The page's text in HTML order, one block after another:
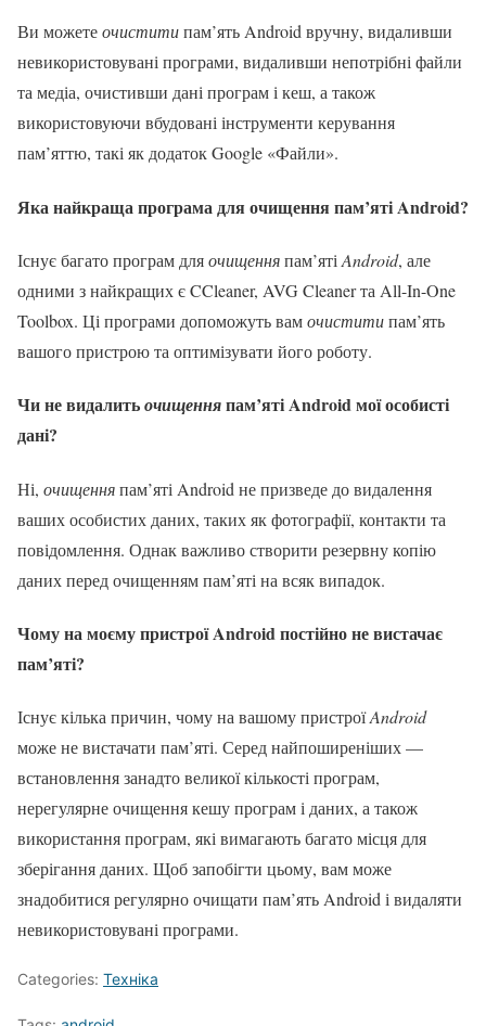
Ви можетеочиститипам’ять Android вручну, видаливши
невикористовувані програми, видаливши непотрібні файли
та медіа, очистивши дані програм і кеш, а також
використовуючи вбудовані інструменти керування
пам’яттю, такі як додаток Google «Файли».
Яка найкраща програма для очищення пам’яті Android?
Існує багато програм дляочищенняпам’яті Android, але
одними з найкращих є CCleaner, AVG Cleaner та All-In-One
Toolbox. Ці програми допоможуть вамочиститипам’ять
вашого пристрою та оптимізувати його роботу.
Чи не видалитьочищенняпам’яті Android мої особисті
дані?
Ні, очищенняпам’яті Android не призведе до видалення
ваших особистих даних, таких як фотографії, контакти та
повідомлення. Однак важливо створити резервну копію
даних перед очищенням пам’яті на всяк випадок.
Чому на моєму пристрої Android постійно не вистачає
пам’яті?
Існує кілька причин, чому на вашому пристроїAndroid
може не вистачати пам’яті. Серед найпоширеніших —
встановлення занадто великої кількості програм,
нерегулярне очищення кешу програм і даних, а також
використання програм, які вимагають багато місця для
зберігання даних. Щоб запобігти цьому, вам може
знадобитися регулярно очищати пам’ять Android і видаляти
невикористовувані програми.
Categories: Техніка